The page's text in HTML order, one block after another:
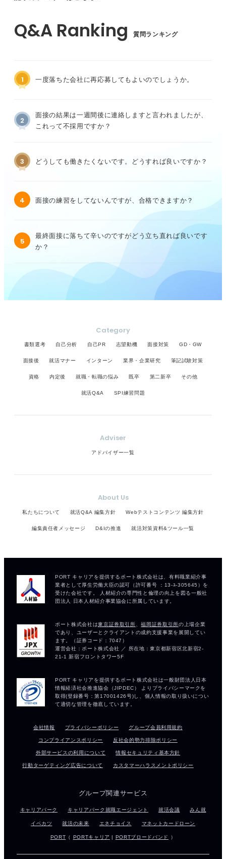
質問ランキング
1 一度落ちた会社に再応募してもよいのでしょうか。
2
面接の結果は一週間後に連絡しますと言われましたが、
これって不採用ですか？
3 どうしても働きたくないです。どうすれば良いですか？
4 面接の練習をしてないんですが、合格できますか？
5
最終面接に落ちて辛いのですがどう立ち直れば良いです
か？
Category
書類選考 自己分析 自己PR 志望動機 面接対策 GD・GW
面接後 就活マナー インターン 業界・企業研究 筆記試験対策
資格 内定後 就職・転職の悩み 既卒 第二新卒 その他
就活Q&A SPI練習問題
Adviser
アドバイザー一覧
About Us
私たちについて 就活Q&A 編集方針 Webテストコンテンツ 編集方針
編集責任者メッセージ D&Iの推進 就活対策資料&ツール一覧
会社情報 プライバシーポリシー グループ会員利用規約
コンプライアンスポリシー 反社会的勢力排除ポリシー
外部サービスの利用について 情報セキュリティ基本方針
行動ターゲティング広告について カスタマーハラスメントポリシー